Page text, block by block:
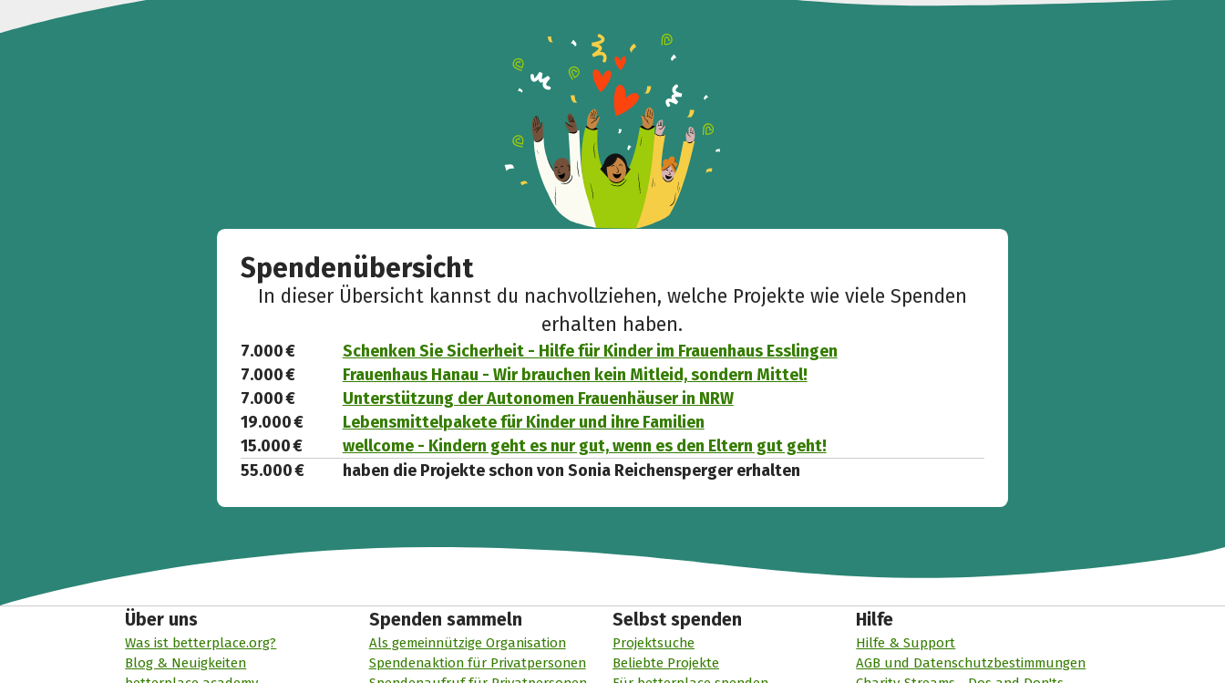
Spendenübersicht
In dieser Übersicht kannst du nachvollziehen, welche Projekte wie viele Spenden
erhalten haben.
7.000 €
Schenken Sie Sicherheit - Hilfe für Kinder im Frauenhaus Esslingen
7.000 €
Frauenhaus Hanau - Wir brauchen kein Mitleid, sondern Mittel!
7.000 €
Unterstützung der Autonomen Frauenhäuser in NRW
19.000 €
Lebensmittelpakete für Kinder und ihre Familien
15.000 €
wellcome - Kindern geht es nur gut, wenn es den Eltern gut geht!
55.000 €
haben die Projekte schon von Sonia Reichensperger erhalten
WhatsApp Messenger
Über uns
Was ist betterplace.org?
Blog & Neuigkeiten
Spenden sammeln
Als gemeinnützige Organisation
Spendenaktion für Privatpersonen
Selbst spenden
Projektsuche
Beliebte Projekte
Hilfe
Hilfe & Support
AGB und Datenschutzbestimmungen